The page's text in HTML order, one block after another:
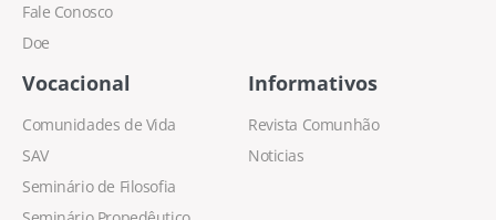
Fale Conosco
Doe
Vocacional
Comunidades de Vida
SAV
Seminário de Filosofia
Informativos
Revista Comunhão
Noticias